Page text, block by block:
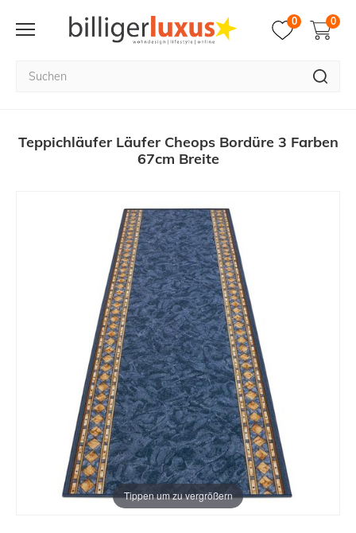
0 0
Teppichläufer Läufer Cheops Bordüre 3 Farben
67cm Breite
Tippen um zu vergrößern